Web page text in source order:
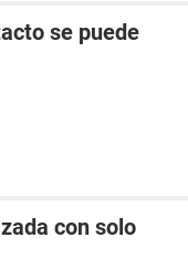
se puede
con solo